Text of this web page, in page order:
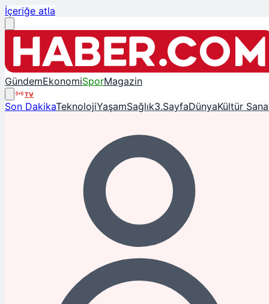
İçeriğe atla
GündemEkonomiSporMagazin
TV
Son DakikaTeknolojiYaşamSağlık3.SayfaDünyaKültür